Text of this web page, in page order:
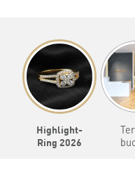
Highlight-
Ring 2026